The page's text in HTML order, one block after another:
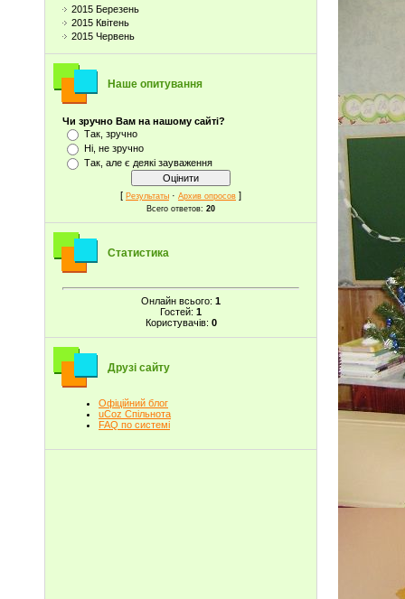
2015 Березень
2015 Квітень
2015 Червень
Наше опитування
Чи зручно Вам на нашому сайті?
Так, зручно
Ні, не зручно
Так, але є деякі зауваження
[ Результаты · Архив опросов ]
Всего ответов: 20
Статистика
Онлайн всього: 1
Гостей: 1
Користувачів: 0
Друзі сайту
Офіційний блог
uCoz Спільнота
FAQ по системі